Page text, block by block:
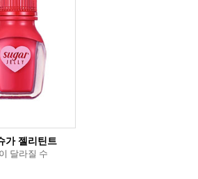
가 젤리틴트
달라질 수